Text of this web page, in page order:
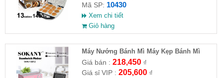
Mã SP: 10430
Xem chi tiết
Giỏ hàng
Máy Nướng Bánh Mì Máy Kẹp Bánh Mì
Sandwich SOKANY SKN-14013
Giá bán : 218,450₫
Giá sỉ VIP : 205,600₫